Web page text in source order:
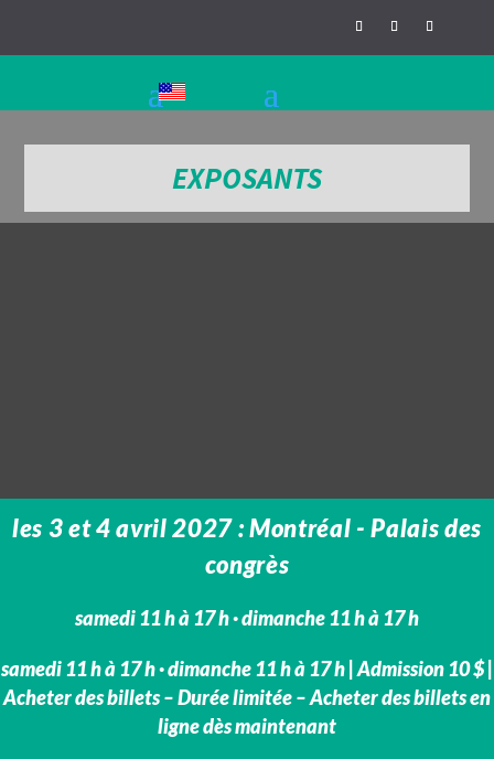
EXPOSANTS
les 3 et 4 avril 2027 : Montréal - Palais des
congrès
samedi 11 h à 17 h · dimanche 11 h à 17 h
samedi 11 h à 17 h · dimanche 11 h à 17 h | Admission 10 $ |
Acheter des billets – Durée limitée – Acheter des billets en
ligne dès maintenant